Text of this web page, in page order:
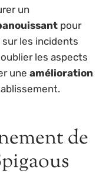
un
pour
les incidents
les aspects
une amélioration
de